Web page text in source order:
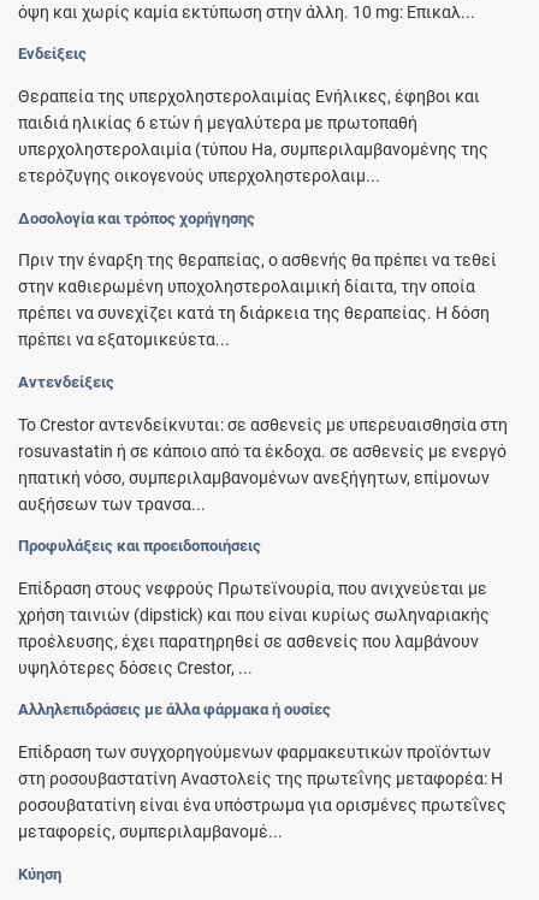
όψη και χωρίς καμία εκτύπωση στην άλλη. 10 mg: Επικαλ...
Ενδείξεις
Θεραπεία της υπερχοληστερολαιμίας Ενήλικες, έφηβοι και
παιδιά ηλικίας 6 ετών ή μεγαλύτερα με πρωτοπαθή
υπερχοληστερολαιμία (τύπου Ha, συμπεριλαμβανομένης της
ετερόζυγης οικογενούς υπερχοληστερολαιμ...
Δοσολογία και τρόπος χορήγησης
Πριν την έναρξη της θεραπείας, ο ασθενής θα πρέπει να τεθεί
στην καθιερωμένη υποχοληστερολαιμική δίαιτα, την οποία
πρέπει να συνεχίζει κατά τη διάρκεια της θεραπείας. Η δόση
πρέπει να εξατομικεύετα...
Αντενδείξεις
Το Crestor αντενδείκνυται: σε ασθενείς με υπερευαισθησία στη
rosuvastatin ή σε κάποιο από τα έκδοχα. σε ασθενείς με ενεργό
ηπατική νόσο, συμπεριλαμβανομένων ανεξήγητων, επίμονων
αυξήσεων των τρανσα...
Προφυλάξεις και προειδοποιήσεις
Επίδραση στους νεφρούς Πρωτεϊνουρία, που ανιχνεύεται με
χρήση ταινιών (dipstick) και που είναι κυρίως σωληναριακής
προέλευσης, έχει παρατηρηθεί σε ασθενείς που λαμβάνουν
υψηλότερες δόσεις Crestor, ...
Αλληλεπιδράσεις με άλλα φάρμακα ή ουσίες
Επίδραση των συγχορηγούμενων φαρμακευτικών προϊόντων
στη ροσουβαστατίνη Αναστολείς της πρωτεΐνης μεταφορέα: Η
ροσουβατατίνη είναι ένα υπόστρωμα για ορισμένες πρωτεΐνες
μεταφορείς, συμπεριλαμβανομέ...
Κύηση